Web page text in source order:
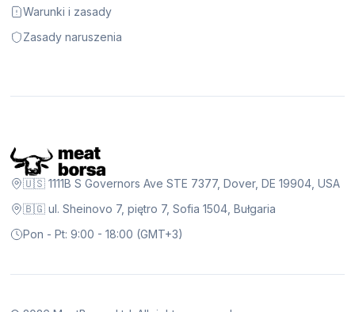
Warunki i zasady
Zasady naruszenia
🇺🇸 1111B S Governors Ave STE 7377, Dover, DE 19904, USA
🇧🇬 ul. Sheinovo 7, piętro 7, Sofia 1504, Bułgaria
Pon - Pt: 9:00 - 18:00 (GMT+3)